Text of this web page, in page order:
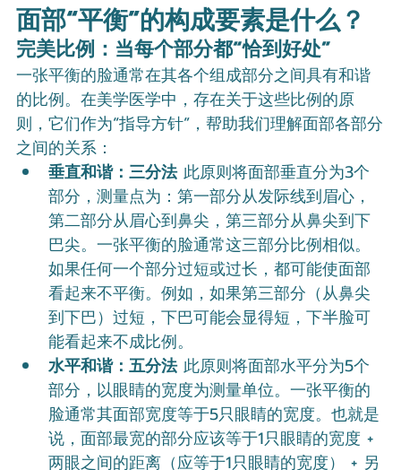
面部“平衡”的构成要素是什么？
完美比例：当每个部分都“恰到好处”
一张平衡的脸通常在其各个组成部分之间具有和谐
的比例。在美学医学中，存在关于这些比例的原
则，它们作为“指导方针”，帮助我们理解面部各部分
之间的关系：
垂直和谐：三分法 此原则将面部垂直分为3个
部分，测量点为：第一部分从发际线到眉心，
第二部分从眉心到鼻尖，第三部分从鼻尖到下
巴尖。一张平衡的脸通常这三部分比例相似。
如果任何一个部分过短或过长，都可能使面部
看起来不平衡。例如，如果第三部分（从鼻尖
到下巴）过短，下巴可能会显得短，下半脸可
能看起来不成比例。
水平和谐：五分法 此原则将面部水平分为5个
部分，以眼睛的宽度为测量单位。一张平衡的
脸通常其面部宽度等于5只眼睛的宽度。也就是
说，面部最宽的部分应该等于1只眼睛的宽度 +
两眼之间的距离（应等于1只眼睛的宽度） + 另